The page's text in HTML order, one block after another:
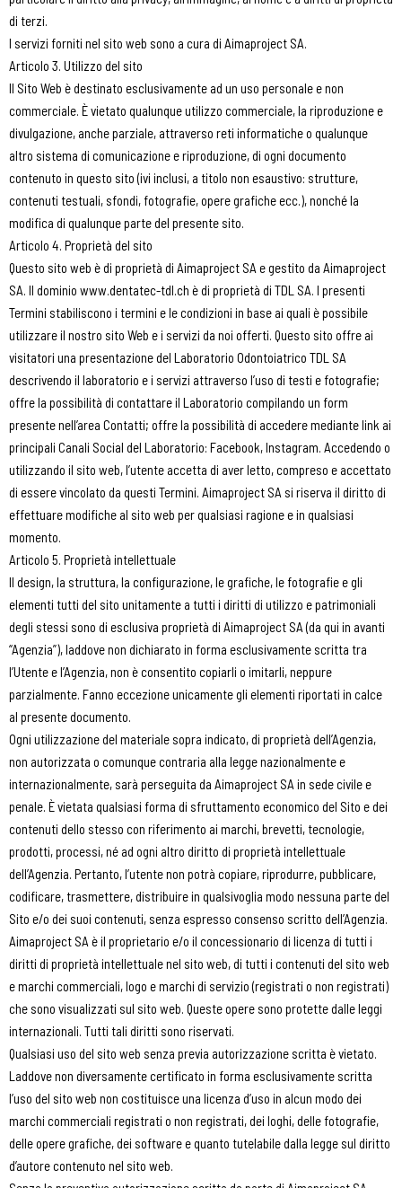
di terzi.
I servizi forniti nel sito web sono a cura di Aimaproject SA.
Articolo 3. Utilizzo del sito
Il Sito Web è destinato esclusivamente ad un uso personale e non
commerciale. È vietato qualunque utilizzo commerciale, la riproduzione e
divulgazione, anche parziale, attraverso reti informatiche o qualunque
altro sistema di comunicazione e riproduzione, di ogni documento
contenuto in questo sito (ivi inclusi, a titolo non esaustivo: strutture,
contenuti testuali, sfondi, fotografie, opere grafiche ecc.), nonché la
modifica di qualunque parte del presente sito.
Articolo 4. Proprietà del sito
Questo sito web è di proprietà di Aimaproject SA e gestito da Aimaproject
SA. Il dominio www.dentatec-tdl.ch è di proprietà di TDL SA. I presenti
Termini stabiliscono i termini e le condizioni in base ai quali è possibile
utilizzare il nostro sito Web e i servizi da noi offerti. Questo sito offre ai
visitatori una presentazione del Laboratorio Odontoiatrico TDL SA
descrivendo il laboratorio e i servizi attraverso l’uso di testi e fotografie;
offre la possibilità di contattare il Laboratorio compilando un form
presente nell’area Contatti; offre la possibilità di accedere mediante link ai
principali Canali Social del Laboratorio: Facebook, Instagram. Accedendo o
utilizzando il sito web, l’utente accetta di aver letto, compreso e accettato
di essere vincolato da questi Termini. Aimaproject SA si riserva il diritto di
effettuare modifiche al sito web per qualsiasi ragione e in qualsiasi
momento.
Articolo 5. Proprietà intellettuale
Il design, la struttura, la configurazione, le grafiche, le fotografie e gli
elementi tutti del sito unitamente a tutti i diritti di utilizzo e patrimoniali
degli stessi sono di esclusiva proprietà di Aimaproject SA (da qui in avanti
“Agenzia”), laddove non dichiarato in forma esclusivamente scritta tra
l’Utente e l’Agenzia, non è consentito copiarli o imitarli, neppure
parzialmente. Fanno eccezione unicamente gli elementi riportati in calce
al presente documento.
Ogni utilizzazione del materiale sopra indicato, di proprietà dell’Agenzia,
non autorizzata o comunque contraria alla legge nazionalmente e
internazionalmente, sarà perseguita da Aimaproject SA in sede civile e
penale. È vietata qualsiasi forma di sfruttamento economico del Sito e dei
contenuti dello stesso con riferimento ai marchi, brevetti, tecnologie,
prodotti, processi, né ad ogni altro diritto di proprietà intellettuale
dell’Agenzia. Pertanto, l’utente non potrà copiare, riprodurre, pubblicare,
codificare, trasmettere, distribuire in qualsivoglia modo nessuna parte del
Sito e/o dei suoi contenuti, senza espresso consenso scritto dell’Agenzia.
Aimaproject SA è il proprietario e/o il concessionario di licenza di tutti i
diritti di proprietà intellettuale nel sito web, di tutti i contenuti del sito web
e marchi commerciali, logo e marchi di servizio (registrati o non registrati)
che sono visualizzati sul sito web. Queste opere sono protette dalle leggi
internazionali. Tutti tali diritti sono riservati.
Qualsiasi uso del sito web senza previa autorizzazione scritta è vietato.
Laddove non diversamente certificato in forma esclusivamente scritta
l’uso del sito web non costituisce una licenza d’uso in alcun modo dei
marchi commerciali registrati o non registrati, dei loghi, delle fotografie,
delle opere grafiche, dei software e quanto tutelabile dalla legge sul diritto
d’autore contenuto nel sito web.